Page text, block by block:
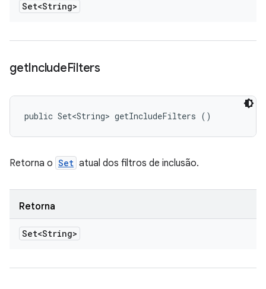
Set<String>
getIncludeFilters
public Set<String> getIncludeFilters ()
Retorna o Set atual dos filtros de inclusão.
Retorna
Set<String>